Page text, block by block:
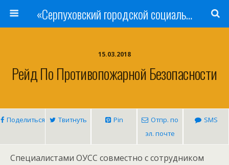
«Серпуховский городской социально-реабилитационный Центр для несовершеннолетних»
15.03.2018
Рейд По Противопожарной Безопасности
Поделиться Твитнуть Pin
Отпр. по
эл. почте
SMS
Специалистами ОУСС совместно с сотрудником